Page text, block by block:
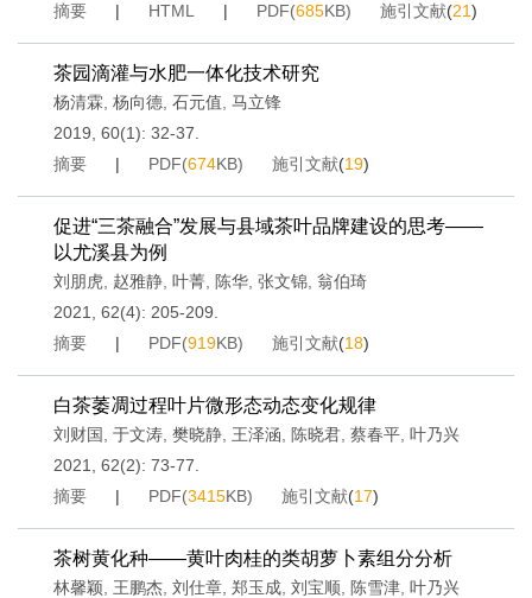
摘要
| HTML | PDF(685KB) 施引文献(21)
茶园滴灌与水肥一体化技术研究
杨清霖 杨向德 石元值 马立锋
2019, 60(1): 32-37.
摘要
| PDF(674KB) 施引文献(19)
促进“三茶融合”发展与县域茶叶品牌建设的思考——
以尤溪县为例
刘朋虎 赵雅静 叶菁 陈华 张文锦 翁伯琦
2021, 62(4): 205-209.
摘要
| PDF(919KB) 施引文献(18)
白茶萎凋过程叶片微形态动态变化规律
刘财国 于文涛 樊晓静 王泽涵 陈晓君 蔡春平 叶乃兴
2021, 62(2): 73-77.
摘要
| PDF(3415KB) 施引文献(17)
茶树黄化种——黄叶肉桂的类胡萝卜素组分分析
林馨颖 王鹏杰 刘仕章 郑玉成 刘宝顺 陈雪津 叶乃兴